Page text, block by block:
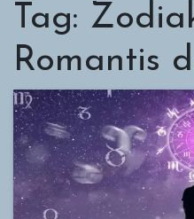
Tag:
Romantis